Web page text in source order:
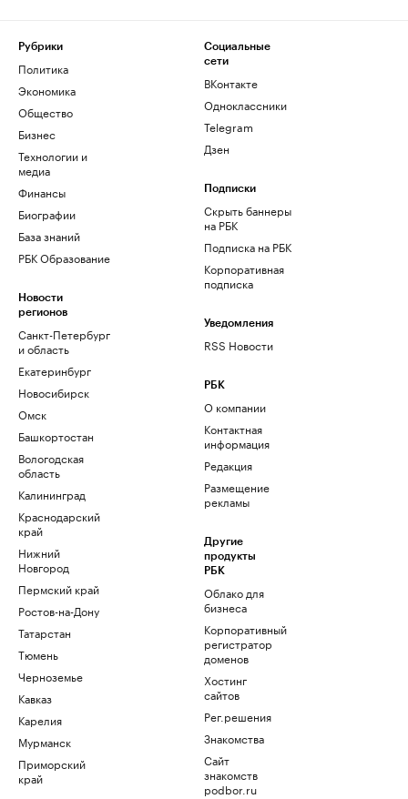
Рубрики
Политика
Экономика
Общество
Бизнес
Технологии и
медиа
Финансы
Биографии
База знаний
РБК Образование
Новости
регионов
Санкт-Петербург
и область
Екатеринбург
Новосибирск
Омск
Башкортостан
Вологодская
область
Калининград
Краснодарский
край
Нижний
Новгород
Пермский край
Ростов-на-Дону
Татарстан
Тюмень
Черноземье
Кавказ
Карелия
Мурманск
Приморский
край
Социальные
сети
ВКонтакте
Одноклассники
Telegram
Дзен
Подписки
Скрыть баннеры
на РБК
Подписка на РБК
Корпоративная
подписка
Уведомления
RSS Новости
РБК
О компании
Контактная
информация
Редакция
Размещение
рекламы
Другие
продукты
РБК
Облако для
бизнеса
Корпоративный
регистратор
доменов
Хостинг
сайтов
Рег.решения
Знакомства
Сайт
знакомств
podbor.ru